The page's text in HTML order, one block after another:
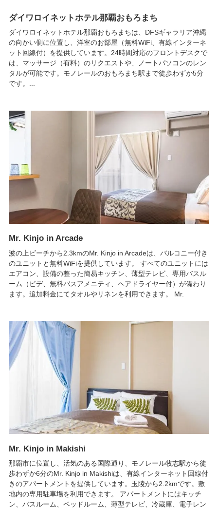
ダイワロイネットホテル那覇おもろまち
ダイワロイネットホテル那覇おもろまちは、DFSギャラリア沖縄
の向かい側に位置し、洋室のお部屋（無料WiFi、有線インターネ
ット回線付）を提供しています。24時間対応のフロントデスクで
は、マッサージ（有料）のリクエストや、ノートパソコンのレン
タルが可能です。モノレールのおもろまち駅まで徒歩わずか5分
です。...
Mr. Kinjo in Arcade
波の上ビーチから2.3kmのMr. Kinjo in Arcadeは、バルコニー付き
のユニットと無料WiFiを提供しています。 すべてのユニットには
エアコン、設備の整った簡易キッチン、薄型テレビ、専用バスル
ーム（ビデ、無料バスアメニティ、ヘアドライヤー付）が備わり
ます。追加料金にてタオルやリネンを利用できます。 Mr.
Mr. Kinjo in Makishi
那覇市に位置し、活気のある国際通り、モノレール牧志駅から徒
歩わずか6分のMr. Kinjo in Makishiは、有線インターネット回線付
きのアパートメントを提供しています。玉陵から2.2kmです。敷
地内の専用駐車場を利用できます。 アパートメントにはキッチ
ン、バスルーム、ベッドルーム、薄型テレビ、冷蔵庫、電子レン